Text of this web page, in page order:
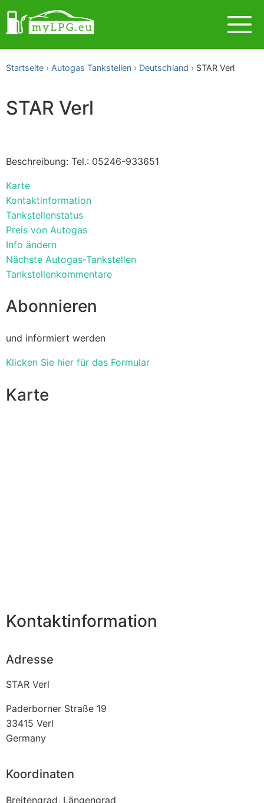
Startseite Autogas Tankstellen Deutschland STAR Verl
STAR Verl
Beschreibung: Tel.: 05246-933651
Karte
Kontaktinformation
Tankstellenstatus
Preis von Autogas
Info ändern
Nächste Autogas-Tankstellen
Tankstellenkommentare
Abonnieren
und informiert werden
Klicken Sie hier für das Formular
Karte
Kontaktinformation
Adresse
STAR Verl
Paderborner Straße 19
33415 Verl
Germany
Koordinaten
Breitengrad, Längengrad